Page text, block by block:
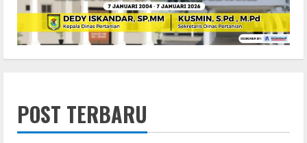
POST TERBARU